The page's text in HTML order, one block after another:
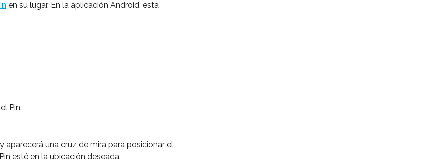
en su lugar. En la aplicación Android, esta
Pin.
aparecerá una cruz de mira para posicionar el
esté en la ubicación deseada.